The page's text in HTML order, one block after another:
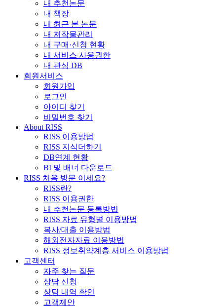
내 추천논문
내 책장
내 최근 본 논문
내 저작물관리
내 구매·신청 현황
내 서비스 사용권한
내 관심 DB
회원서비스
회원가입
로그인
아이디 찾기
비밀번호 찾기
About RISS
RISS 이용방법
RISS 지식더하기
DB연계 현황
BI 및 배너 다운로드
RISS 처음 방문 이세요?
RISS란?
RISS 이용권한
내 추천논문 등록방법
RISS 자료 유형별 이용방법
복사/대출 이용방법
해외전자자료 이용방법
RISS 정보취약계층 서비스 이용방법
고객센터
자주 찾는 질문
상담 신청
상담 내역 확인
고객제안